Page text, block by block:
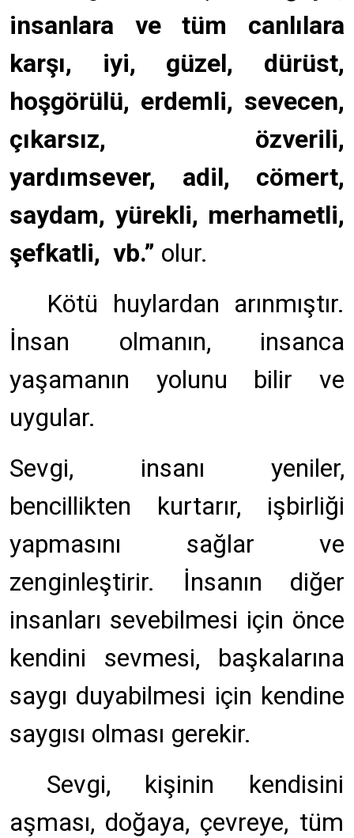
insanlara ve tüm canlılara
karşı, iyi, güzel, dürüst,
hoşgörülü, erdemli, sevecen,
çıkarsız, özverili,
yardımsever, adil, cömert,
saydam, yürekli, merhametli,
şefkatli, vb.” olur.
Kötü huylardan arınmıştır.
İnsan olmanın, insanca
yaşamanın yolunu bilir ve
uygular.
Sev­gi, insanı yeniler,
bencillikten kurtarır, işbirliği
yapmasını sağlar ve
zenginleştirir. İnsa­nın diğer
insanları sevebilmesi için önce
kendini sevmesi, başkalarına
saygı duyabilmesi için kendine
saygısı olması gerekir.
Sevgi, kişinin kendisini
aşması, doğaya, çevreye, tüm